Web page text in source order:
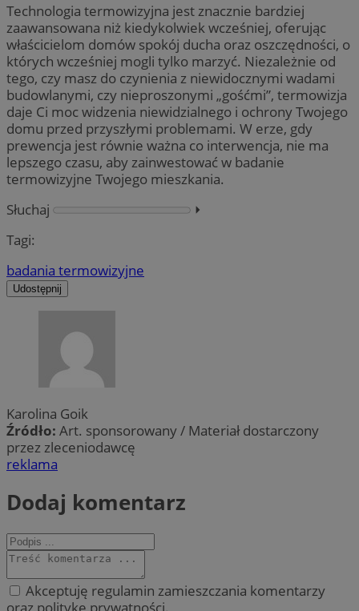
Technologia termowizyjna jest znacznie bardziej
zaawansowana niż kiedykolwiek wcześniej, oferując
właścicielom domów spokój ducha oraz oszczędności, o
których wcześniej mogli tylko marzyć. Niezależnie od
tego, czy masz do czynienia z niewidocznymi wadami
budowlanymi, czy nieproszonymi „gośćmi”, termowizja
daje Ci moc widzenia niewidzialnego i ochrony Twojego
domu przed przyszłymi problemami. W erze, gdy
prewencja jest równie ważna co interwencja, nie ma
lepszego czasu, aby zainwestować w badanie
termowizyjne Twojego mieszkania.
Słuchaj
⏵︎
Tagi:
badania termowizyjne
Udostępnij
Karolina Goik
Źródło: Art. sponsorowany / Materiał dostarczony
przez zleceniodawcę
reklama
Dodaj komentarz
Akceptuję regulamin zamieszczania komentarzy